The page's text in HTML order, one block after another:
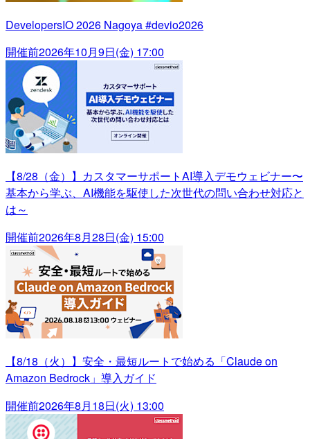
DevelopersIO 2026 Nagoya #devio2026
開催前2026年10月9日(金) 17:00
【8/28（金）】カスタマーサポートAI導入デモウェビナー〜
基本から学ぶ、AI機能を駆使した次世代の問い合わせ対応と
は～
開催前2026年8月28日(金) 15:00
【8/18（火）】安全・最短ルートで始める「Claude on
Amazon Bedrock」導入ガイド
開催前2026年8月18日(火) 13:00